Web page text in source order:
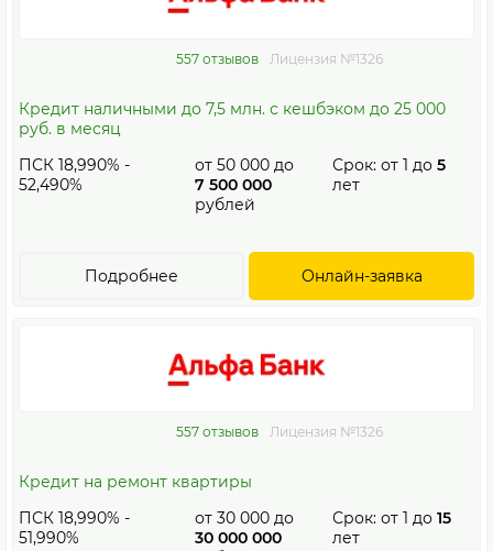
557 отзывов Лицензия №1326
Кредит наличными до 7,5 млн. с кешбэком до 25 000
руб. в месяц
ПСК 18,990% -
52,490%
от 50 000 до
7 500 000
рублей
Срок: от 1 до 5
лет
Онлайн-заявка
Подробнее
557 отзывов Лицензия №1326
Кредит на ремонт квартиры
ПСК 18,990% -
51,990%
от 30 000 до
30 000 000
Срок: от 1 до 15
лет